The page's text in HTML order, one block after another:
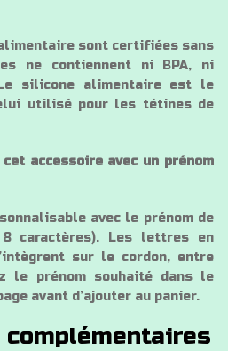
sont certifiées sans
ne contiennent ni BPA, ni
silicone alimentaire est le
utilisé pour les tétines de
accessoire avec un prénom
avec le prénom de
8 caractères). Les lettres en
sur le cordon, entre
le prénom souhaité dans le
avant d’ajouter au panier.